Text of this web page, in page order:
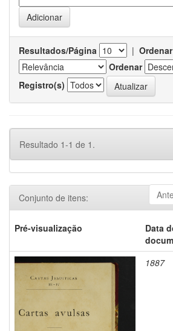
Resultados/Página |
Ordenar
Registro(s)
Resultado 1-1 de 1.
Conjunto de itens:
Pré-visualização
Data
1887